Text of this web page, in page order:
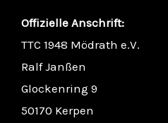
Offizielle Anschrift:
TTC 1948 Mödrath e.V.
Ralf Janßen
Glockenring 9
50170 Kerpen